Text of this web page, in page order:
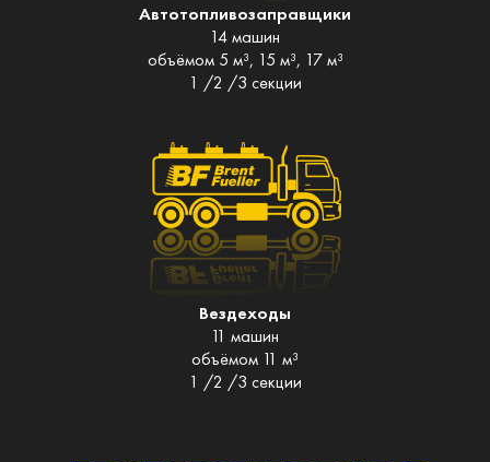
Автотопливозаправщики
14 машин
объёмом 5 м³, 15 м³, 17 м³
1 /2 /3 секции
Вездеходы
11 машин
объёмом 11 м³
1 /2 /3 секции